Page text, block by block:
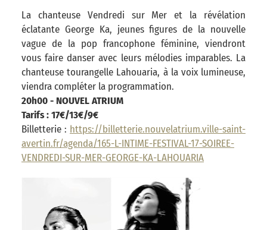
La chanteuse Vendredi sur Mer et la révélation
éclatante George Ka, jeunes figures de la nouvelle
vague de la pop francophone féminine, viendront
vous faire danser avec leurs mélodies imparables. La
chanteuse tourangelle Lahouaria, à la voix lumineuse,
viendra compléter la programmation.
20h00 - NOUVEL ATRIUM
Tarifs : 17€/13€/9€
Billetterie : https://billetterie.nouvelatrium.ville-saint-
avertin.fr/agenda/165-L-INTIME-FESTIVAL-17-SOIREE-
VENDREDI-SUR-MER-GEORGE-KA-LAHOUARIA